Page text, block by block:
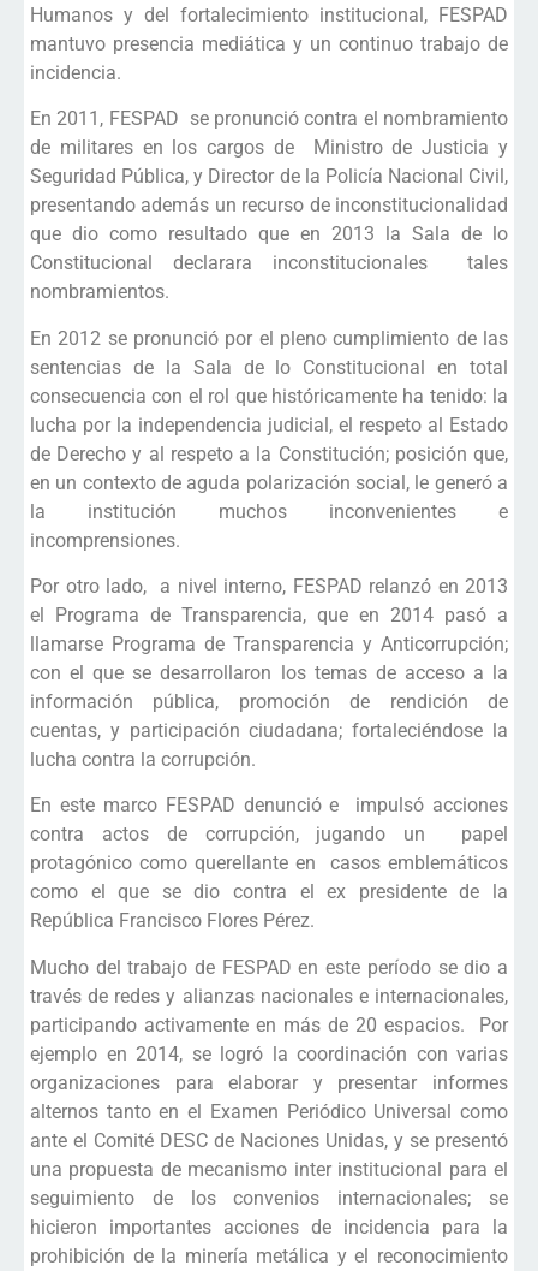
Humanos y del fortalecimiento institucional, FESPAD
mantuvo presencia mediática y un continuo trabajo de
incidencia.
En 2011, FESPAD se pronunció contra el nombramiento
de militares en los cargos de Ministro de Justicia y
Seguridad Pública, y Director de la Policía Nacional Civil,
presentando además un recurso de inconstitucionalidad
que dio como resultado que en 2013 la Sala de lo
Constitucional declarara inconstitucionales tales
nombramientos.
En 2012 se pronunció por el pleno cumplimiento de las
sentencias de la Sala de lo Constitucional en total
consecuencia con el rol que históricamente ha tenido: la
lucha por la independencia judicial, el respeto al Estado
de Derecho y al respeto a la Constitución; posición que,
en un contexto de aguda polarización social, le generó a
la institución muchos inconvenientes e
incomprensiones.
Por otro lado, a nivel interno, FESPAD relanzó en 2013
el Programa de Transparencia, que en 2014 pasó a
llamarse Programa de Transparencia y Anticorrupción;
con el que se desarrollaron los temas de acceso a la
información pública, promoción de rendición de
cuentas, y participación ciudadana; fortaleciéndose la
lucha contra la corrupción.
En este marco FESPAD denunció e impulsó acciones
contra actos de corrupción, jugando un papel
protagónico como querellante en casos emblemáticos
como el que se dio contra el ex presidente de la
República Francisco Flores Pérez.
Mucho del trabajo de FESPAD en este período se dio a
través de redes y alianzas nacionales e internacionales,
participando activamente en más de 20 espacios. Por
ejemplo en 2014, se logró la coordinación con varias
organizaciones para elaborar y presentar informes
alternos tanto en el Examen Periódico Universal como
ante el Comité DESC de Naciones Unidas, y se presentó
una propuesta de mecanismo inter institucional para el
seguimiento de los convenios internacionales; se
hicieron importantes acciones de incidencia para la
prohibición de la minería metálica y el reconocimiento